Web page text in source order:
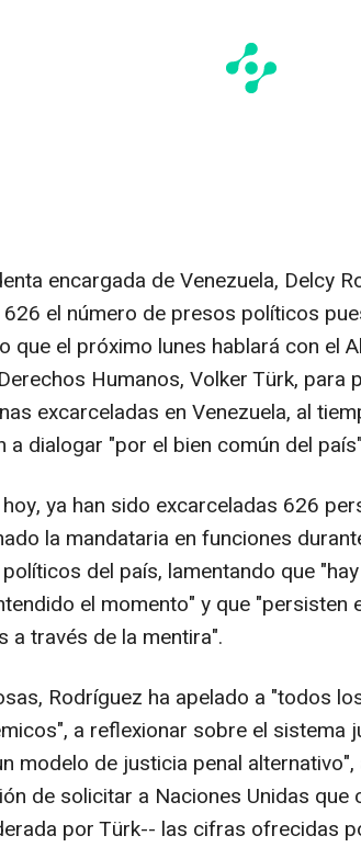
encargada de Venezuela, Delcy
el número de presos políticos
que el próximo lunes hablará con el
Humanos, Volker Türk, para
excarceladas en Venezuela, al
a dialogar "por el bien común del
ya han sido excarceladas 626
la mandataria en funciones
del país, lamentando que
el momento" y que "persisten
a través de la mentira".
Rodríguez ha apelado a "todos
a reflexionar sobre el sistema
modelo de justicia penal
de solicitar a Naciones Unidas
por Türk-- las cifras ofrecidas